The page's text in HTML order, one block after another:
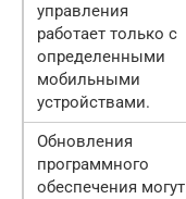
управления
работает только с
определенными
мобильными
устройствами.
Обновления
программного
обеспечения могут